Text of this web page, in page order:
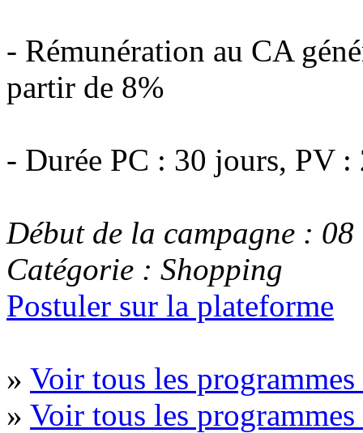
- Rémunération au CA
partir de 8%
- Durée PC : 30 jours, PV :
Début de la campagne :
Catégorie : Shopping
Postuler sur la plateforme
» Voir tous les
» Voir tous les